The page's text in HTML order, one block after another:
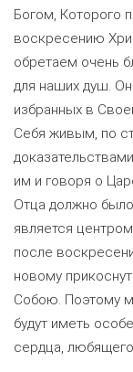
Богом, Которого
воскресению
обретаем очень
для наших душ.
избранных в
Себя живым, по
им и говоря о
Отца должно
является
после
новому
Собою. Поэтому
будут иметь
сердца, любящего